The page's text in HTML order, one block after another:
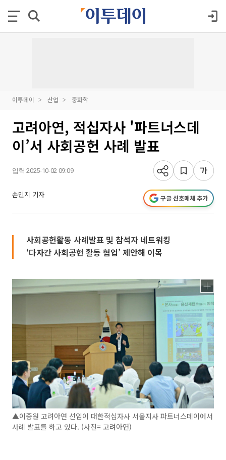
이투데이 산업 중화학
고려아연, 적십자사 '파트너스데
이’서 사회공헌 사례 발표
입력 2025-10-02 09:09
손민지 기자 구글 선호매체 추가
사회공헌활동 사례발표 및 참석자 네트워킹
‘다자간 사회공헌 활동 협업’ 제안해 이목
▲이종원 고려아연 선임이 대한적십자사 서울지사 파트너스데이에서
사례 발표를 하고 있다. (사진= 고려아연)